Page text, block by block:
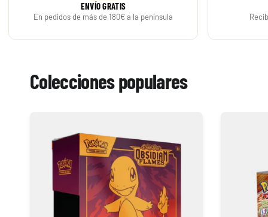
ENVÍO GRATIS
En pedidos de más de 180€ a la península
Colecciones populares